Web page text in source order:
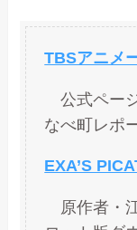
TBSアニメ
公式ペー
なべ町レポ
EXA’S
原作者・